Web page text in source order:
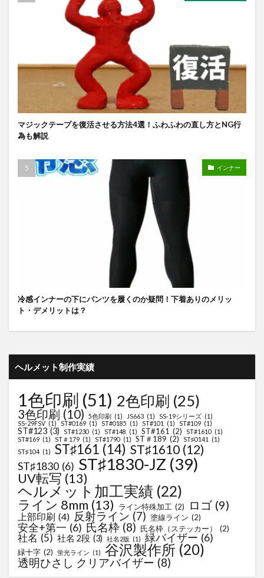
マジックテープを復活させる方法4選！ふわふわの直し方とNG行
為も解説
インナー
冷感インナーの下にパンツを履くのか疑問！下着ありのメリッ
ト・デメリットは？
ヘルメット制作実績
1色印刷 (51) 2色印刷 (25)
3色印刷 (10) 5色印刷 (1) JS663 (1) SS-19シリーズ (1)
SS-29FSV (1) ST#0169 (1) ST#0185 (1) ST#101 (1) ST#109 (1)
ST#123 (3) ST#1230 (1) ST#148 (1) ST#161 (2) ST#1610 (1)
ST#169 (1) ST＃179 (1) ST#1790 (1) ST＃189 (2) ST♯0141
(1)
ST♯104 (1) ST♯161 (14) ST♯1610 (12)
ST♯1830 (6) ST♯1830-JZ (39)
UV転写 (13)
ヘルメット加工実績 (22)
ライン 8mm (13) ライン特殊加工 (2) ロゴ (9)
上部印刷 (4) 反射ライン (7) 塗線ライン (2)
安全+第一 (6) 氏名枠 (8) 氏名枠（ステッカー） (2)
社名 (5) 社名 2段 (3) 社名2版 (1) 緑バイザー (6)
緑十字 (2) 蛍光ライン (1) 谷沢製作所 (20)
透明ひさし クリアバイザー (8)